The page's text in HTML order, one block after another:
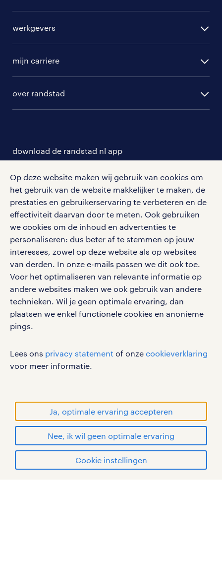
Op deze website maken wij gebruik van cookies om
het gebruik van de website makkelijker te maken, de
prestaties en gebruikerservaring te verbeteren en de
effectiviteit daarvan door te meten. Ook gebruiken
we cookies om de inhoud en advertenties te
personaliseren: dus beter af te stemmen op jouw
interesses, zowel op deze website als op websites
van derden. In onze e-mails passen we dit ook toe.
Voor het optimaliseren van relevante informatie op
andere websites maken we ook gebruik van andere
technieken. Wil je geen optimale ervaring, dan
plaatsen we enkel functionele cookies en anonieme
pings.
Lees ons privacy statement of onze cookieverklaring
voor meer informatie.
Ja, optimale ervaring accepteren
Nee, ik wil geen optimale ervaring
Cookie instellingen
solliciteren
randstad professional
randstad digital
werkgevers
hr-diensten
branches
tarieven
personeel gezocht
aanmelden nieuwsbrief
mijn carriere
solliciteren
blogs en artikelen
salarischecker
bruto-netto calculator
over randstad
contact voor werkgevers
onze vestigingen
pers
klachten en misstanden
download de randstad nl app
Met de randstad nl app zet je de volgende stap in je
carrière. Bekijk je rooster of salaris, zoek vacatures
en ontvang berichten van je intercedent.
Eenvoudig, snel en overal.
apple app store
google play store
social media
Volg ons voor de leukste content omtrent
vacatures, solliciteren en inspiratie.
gebruikersvoorwaarden
privacystatement
cookies
disclaimer